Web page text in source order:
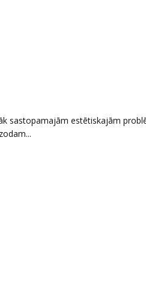
sastopamajām estētiskajām